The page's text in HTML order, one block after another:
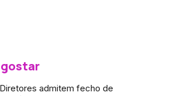
gostar
Diretores admitem fecho de